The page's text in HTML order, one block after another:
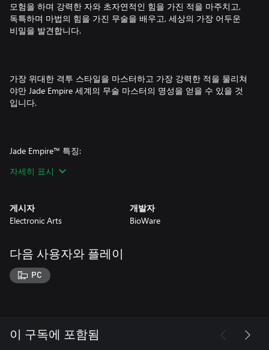
모험을 하며 강력한 자와 초자연적인 힘을 가진 적을 마주치고,
독특하며 마법의 힘을 가진 무술을 배우고, 세상의 가장 어두운
비밀을 발견합니다.
가장 위대한 격투 스타일을 마스터하고 가장 강력한 적을 물리쳐
야만 Jade Empire 세계의 무술 마스터의 명성을 얻을 수 있을 것
입니다.
Jade Empire™ 특징:
환상적인 새로운 세계에서 잊을 수 없는 캐릭터와 함께 위대한 이
야기와 모험을 경험하세요. Jade Empire를 통해 Mass Effect와
한 스토리라인에 빠져보세요. 불길한 사건이 일어나 외딴 곳에 있
는 무술 학교의 평화로운 조화가 무너졌고, 드라마, 액션, 모험이
가득한 스토리로 당신을 이끌고 갑니다. 상세한 추종자와 다른
NPC가 재미있는 이야기를 들려주고, 라이벌이 되고, 유혹을 하고,
Empire의 가장 어두운 비밀을 지키는 거친 무법자, 사악한 마법
사, 악마의 화신, 사악한 악당들과 맞서 싸우세요.
자세히 표시
게시자
Electronic Arts
개발자
BioWare
다음 사용자와 플레이
PC
이 구독에 포함됨